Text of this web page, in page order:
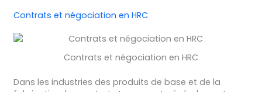
Contrats et négociation en HRC
Contrats et négociation en HRC
Dans les industries des produits de base et de la